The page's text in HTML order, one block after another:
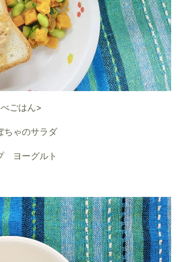
ごはん>
ゃのサラダ
ヨーグルト